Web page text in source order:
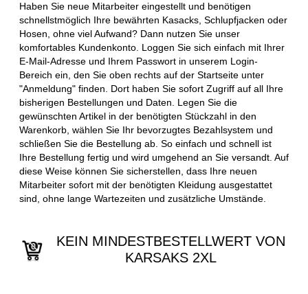
Haben Sie neue Mitarbeiter eingestellt und benötigen
schnellstmöglich Ihre bewährten Kasacks, Schlupfjacken oder
Hosen, ohne viel Aufwand? Dann nutzen Sie unser
komfortables Kundenkonto. Loggen Sie sich einfach mit Ihrer
E-Mail-Adresse und Ihrem Passwort in unserem Login-
Bereich ein, den Sie oben rechts auf der Startseite unter
"Anmeldung" finden. Dort haben Sie sofort Zugriff auf all Ihre
bisherigen Bestellungen und Daten. Legen Sie die
gewünschten Artikel in der benötigten Stückzahl in den
Warenkorb, wählen Sie Ihr bevorzugtes Bezahlsystem und
schließen Sie die Bestellung ab. So einfach und schnell ist
Ihre Bestellung fertig und wird umgehend an Sie versandt. Auf
diese Weise können Sie sicherstellen, dass Ihre neuen
Mitarbeiter sofort mit der benötigten Kleidung ausgestattet
sind, ohne lange Wartezeiten und zusätzliche Umstände.
KEIN MINDESTBESTELLWERT VON
KARSAKS 2XL